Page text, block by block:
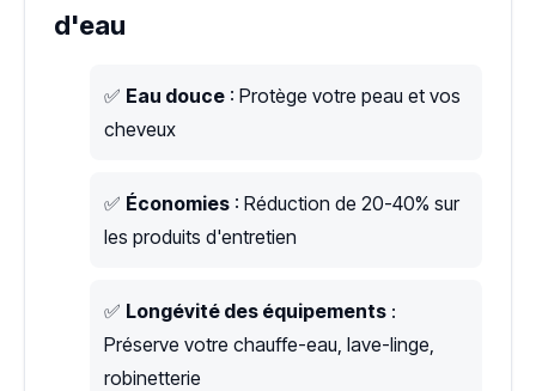
d'eau
✅ Eau douce : Protège votre peau et vos
cheveux
✅ Économies : Réduction de 20-40% sur
les produits d'entretien
✅ Longévité des équipements :
Préserve votre chauffe-eau, lave-linge,
robinetterie